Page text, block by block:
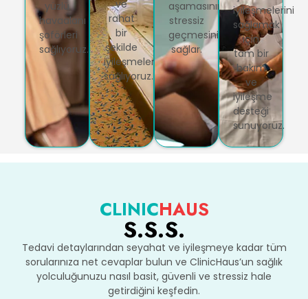
yüzlü
havaalanı
şoförleri
sağlıyoruz.
ve
rahat
bir
şekilde
iyileşmelerini
sağlıyoruz.
aşamasının
stressiz
geçmesini
sağlar.
iyileşmelerini
sağlamak
için
tam bir
bakım
ve
iyileşme
desteği
sunuyoruz.
CLINICHAUS
S.S.S.
Tedavi detaylarından seyahat ve iyileşmeye kadar tüm
sorularınıza net cevaplar bulun ve ClinicHaus’un sağlık
yolculuğunuzu nasıl basit, güvenli ve stressiz hale
getirdiğini keşfedin.